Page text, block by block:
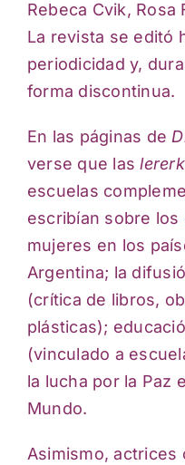
Rebeca Cvik,
La revista se editó
periodicidad y,
forma discontinua.
En las páginas de
verse que las
escuelas
escribían sobre los
mujeres en los
Argentina; la
(crítica de libros,
plásticas);
(vinculado a
la lucha por la Paz
Mundo.
Asimismo, actrices